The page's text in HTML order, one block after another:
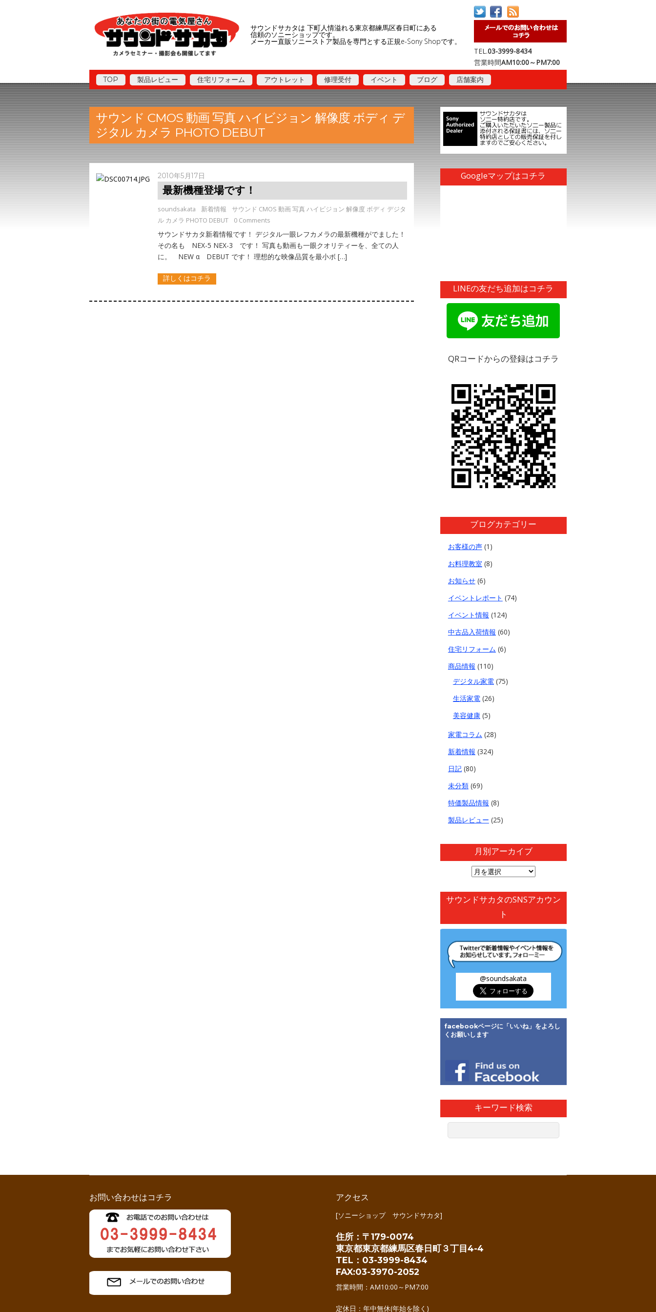
サウンドサカタは 下町人情溢れる東京都練馬区春日町にある
信頼のソニーショップです。
メーカー直販ソニーストア製品を専門とする正規e-Sony Shopです。
TOP 製品レビュー 住宅リフォーム アウトレット 修理受付 イベント ブログ 店舗案内
TEL.03-3999-8434
営業時間AM10:00～PM7:00
サウンド CMOS 動画 写真 ハイビジョン 解像度 ボディ デ
ジタル カメラ PHOTO DEBUT
2010年5月17日
最新機種登場です！
soundsakata 新着情報
サウンド CMOS 動画 写真 ハイビジョン 解像度 ボディ デジタ
ル カメラ PHOTO DEBUT
0 Comments
サウンドサカタ新着情報です！ デジタル一眼レフカメラの最新機種がでました！
その名も NEX-5 NEX-3 です！ 写真も動画も一眼クオリティーを、全ての人
に。 NEW α DEBUT です！ 理想的な映像品質を最小ボ […]
詳しくはコチラ
Googleマップはコチラ
LINEの友だち追加はコチラ
QRコードからの登録はコチラ
ブログカテゴリー
お客様の声(1)
お料理教室 (8)
お知らせ(6)
イベントレポート (74)
イベント情報 (124)
中古品入荷情報 (60)
住宅リフォーム (6)
商品情報 (110)
デジタル家電(75)
生活家電(26)
美容健康(5)
家電コラム (28)
新着情報 (324)
日記(80)
未分類(69)
特価製品情報 (8)
製品レビュー (25)
月別アーカイブ
月
ア
ー
イ
ブ
サウンドサカタのSNSアカウン
ト
@soundsakata
facebookページに「いいね」をよろし
くお願いします
キーワード検索
お問い合わせはコチラ アクセス
[ソニーショップ サウンドサカタ]
住所：〒179-0074
東京都東京都練馬区春日町３丁目4-4
TEL：03-3999-8434
FAX:03-3970-2052
営業時間：AM10:00～PM7:00
定休日：年中無休(年始を除く)